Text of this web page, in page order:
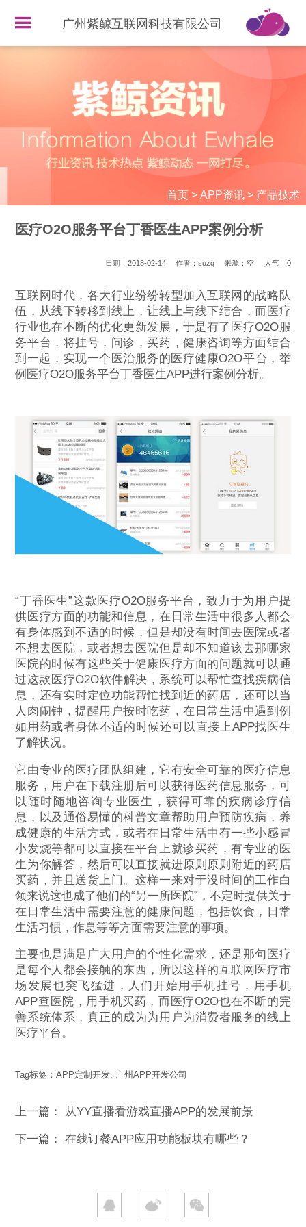
广州紫鲸互联网科技有限公司
首页> APP资讯> 产品技术
医疗O2O服务平台丁香医生APP案例分析
日期：2018-02-14 作者：suzq 来源：空 人气： 0
互联网时代，各大行业纷纷转型加入互联网的战略队
伍，从线下转移到线上，让线上与线下结合，而医疗
行业也在不断的优化更新发展，于是有了医疗O2O服
务平台，将挂号，问诊，买药，健康咨询等方面结合
到一起，实现一个医治服务的医疗健康O2O平台，举
例医疗O2O服务平台丁香医生APP进行案例分析。
“丁香医生”这款医疗O2O服务平台，致力于为用户提
供医疗方面的功能和信息，在日常生活中很多人都会
有身体感到不适的时候，但是却没有时间去医院或者
不想去医院，或者想去医院但是却不知道该去那哪家
医院的时候有这些关于健康医疗方面的问题就可以通
过这款医疗O2O软件解决，系统可以帮忙查找疾病信
息，还有实时定位功能帮忙找到近的药店，还可以当
人肉闹钟，提醒用户按时吃药，在日常生活中遇到例
如用药或者身体不适的时候还可以直接上APP找医生
了解状况。
它由专业的医疗团队组建，它有安全可靠的医疗信息
服务，用户在下载注册后可以获得医药信息服务，可
以随时随地咨询专业医生，获得可靠的疾病诊疗信
息，以及通俗易懂的科普文章帮助用户预防疾病，养
成健康的生活方式，或者在日常生活中有一些小感冒
小发烧等都可以直接在平台上就诊买药，有专业的医
生为你解答，然后可以直接就进原则原则附近的药店
买药，并且送货上门。这样一来对于没时间的工作白
领来说这也成了他们的“另一所医院”，不定时提供关于
在日常生活中需要注意的健康问题，包括饮食，日常
生活习惯，作息等等方面需要注意的事项。
主要也是满足广大用户的个性化需求，还是那句医疗
是每个人都会接触的东西，所以这样的互联网医疗市
场发展也突飞猛进，人们开始用手机挂号，用手机
APP查医院，用手机买药，而医疗O2O也在不断的完
善系统体系，真正的成为为用户为消费者服务的线上
医疗平台。
Tag标签：APP定制开发 广州APP开发公司
上一篇： 从YY直播看游戏直播APP的发展前景
下一篇：在线订餐APP应用功能板块有哪些？